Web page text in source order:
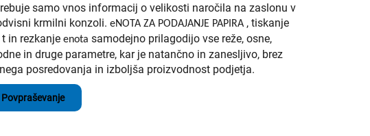
samo vnos informacij o velikosti naročila na zaslonu v
krmilni konzoli. eNOTA ZA PODAJANJE PAPIRA , tiskanje
t in rezkanje enota samodejno prilagodijo vse reže, osne,
in druge parametre, kar je natančno in zanesljivo, brez
posredovanja in izboljša proizvodnost podjetja.
Povpraševanje